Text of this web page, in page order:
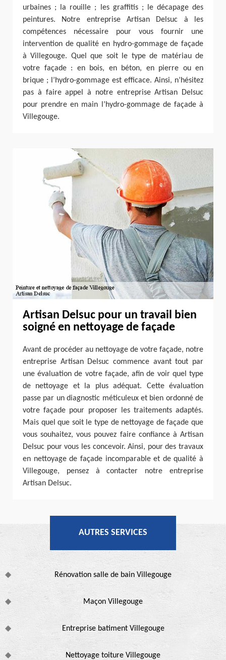
urbaines ; la rouille ; les graffitis ; le décapage des
peintures. Notre entreprise Artisan Delsuc à les
compétences nécessaire pour vous fournir une
intervention de qualité en hydro-gommage de façade
à Villegouge. Quel que soit le type de matériau de
votre façade : en bois, en béton, en pierre ou en
brique ; l’hydro-gommage est efficace. Ainsi, n’hésitez
pas à faire appel à notre entreprise Artisan Delsuc
pour prendre en main l’hydro-gommage de façade à
Villegouge.
Artisan Delsuc pour un travail bien
soigné en nettoyage de façade
Avant de procéder au nettoyage de votre façade, notre
entreprise Artisan Delsuc commence avant tout par
une évaluation de votre façade, afin de voir quel type
de nettoyage et la plus adéquat. Cette évaluation
passe par un diagnostic méticuleux et bien ordonné de
votre façade pour proposer les traitements adaptés.
Mais quel que soit le type de nettoyage de façade que
vous souhaitez, vous pouvez faire confiance à Artisan
Delsuc pour vous les concevoir. Ainsi, pour des travaux
en nettoyage de façade incomparable et de qualité à
Villegouge, pensez à contacter notre entreprise
Artisan Delsuc.
AUTRES SERVICES
Rénovation salle de bain Villegouge
Maçon Villegouge
Entreprise batiment Villegouge
Nettoyage toiture Villegouge